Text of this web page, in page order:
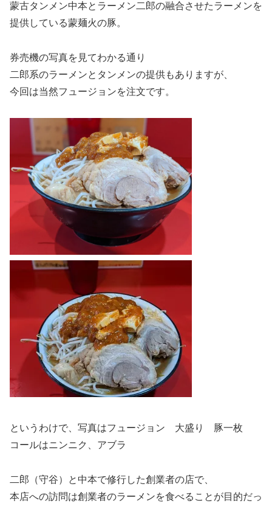
蒙古タンメン中本とラーメン二郎の融合させたラーメンを
提供している蒙麺火の豚。
券売機の写真を見てわかる通り
二郎系のラーメンとタンメンの提供もありますが、
今回は当然フュージョンを注文です。
というわけで、写真はフュージョン 大盛り 豚一枚
コールはニンニク、アブラ
二郎（守谷）と中本で修行した創業者の店で、
本店への訪問は創業者のラーメンを食べることが目的だっ